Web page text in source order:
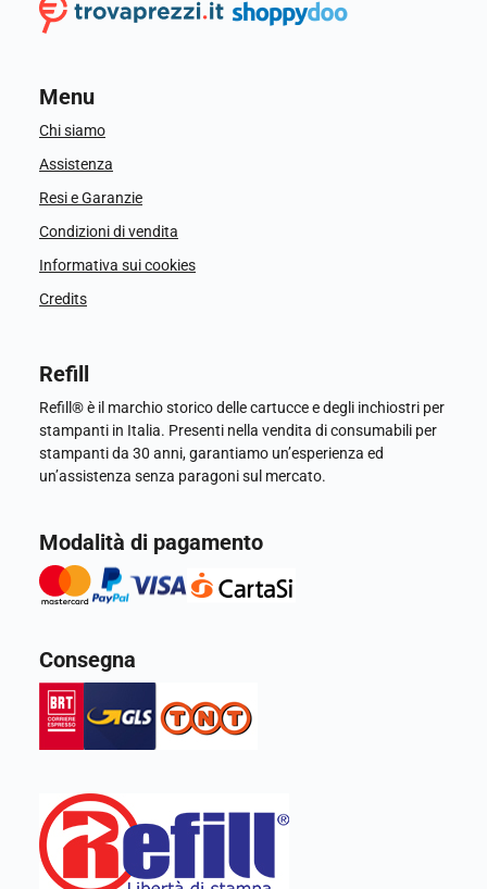
Menu
Chi siamo
Assistenza
Resi e Garanzie
Condizioni di vendita
Informativa sui cookies
Credits
Refill
Refill® è il marchio storico delle cartucce e degli inchiostri per
stampanti in Italia. Presenti nella vendita di consumabili per
stampanti da 30 anni, garantiamo un’esperienza ed
un’assistenza senza paragoni sul mercato.
Modalità di pagamento
Consegna